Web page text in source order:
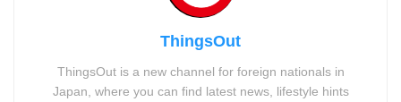
ThingsOut
ThingsOut is a new channel for foreign nationals in
Japan, where you can find latest news, lifestyle hints